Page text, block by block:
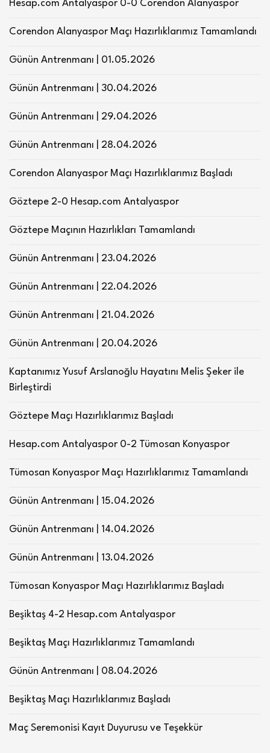
Hesap.com Antalyaspor 0-0 Corendon Alanyaspor
Corendon Alanyaspor Maçı Hazırlıklarımız Tamamlandı
Günün Antrenmanı | 01.05.2026
Günün Antrenmanı | 30.04.2026
Günün Antrenmanı | 29.04.2026
Günün Antrenmanı | 28.04.2026
Corendon Alanyaspor Maçı Hazırlıklarımız Başladı
Göztepe 2-0 Hesap.com Antalyaspor
Göztepe Maçının Hazırlıkları Tamamlandı
Günün Antrenmanı | 23.04.2026
Günün Antrenmanı | 22.04.2026
Günün Antrenmanı | 21.04.2026
Günün Antrenmanı | 20.04.2026
Kaptanımız Yusuf Arslanoğlu Hayatını Melis Şeker ile
Birleştirdi
Göztepe Maçı Hazırlıklarımız Başladı
Hesap.com Antalyaspor 0-2 Tümosan Konyaspor
Tümosan Konyaspor Maçı Hazırlıklarımız Tamamlandı
Günün Antrenmanı | 15.04.2026
Günün Antrenmanı | 14.04.2026
Günün Antrenmanı | 13.04.2026
Tümosan Konyaspor Maçı Hazırlıklarımız Başladı
Beşiktaş 4-2 Hesap.com Antalyaspor
Beşiktaş Maçı Hazırlıklarımız Tamamlandı
Günün Antrenmanı | 08.04.2026
Beşiktaş Maçı Hazırlıklarımız Başladı
Maç Seremonisi Kayıt Duyurusu ve Teşekkür